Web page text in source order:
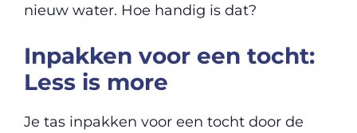
nieuw water. Hoe handig is dat?
Inpakken voor een tocht:
Less is more
Je tas inpakken voor een tocht door de